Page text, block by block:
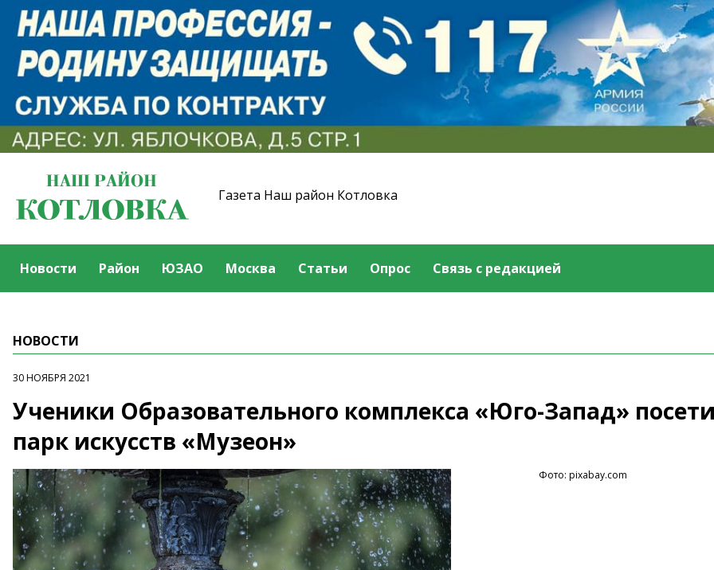
Газета Наш район Котловка
Новости Район ЮЗАО Москва Статьи Опрос Связь с редакцией
НОВОСТИ
30 НОЯБРЯ 2021
Ученики Образовательного комплекса «Юго-Запад»
парк искусств «Музеон»
Фото: pixabay.com